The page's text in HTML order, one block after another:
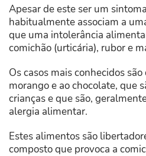
Apesar de este ser um
habitualmente associam a
que uma intolerância
comichão (urticária), rubor e
Os casos mais conhecidos
morango e ao chocolate, que
crianças e que são,
alergia alimentar.
Estes alimentos são
composto que provoca a